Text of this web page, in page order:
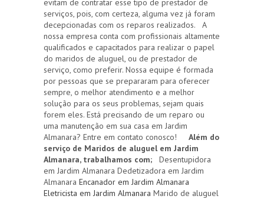
evitam de contratar esse tipo de prestador de
serviços, pois, com certeza, alguma vez já foram
decepcionadas com os reparos realizados. A
nossa empresa conta com profissionais altamente
qualificados e capacitados para realizar o papel
do maridos de aluguel, ou de prestador de
serviço, como preferir. Nossa equipe é formada
por pessoas que se prepararam para oferecer
sempre, o melhor atendimento e a melhor
solução para os seus problemas, sejam quais
forem eles. Está precisando de um reparo ou
uma manutenção em sua casa em Jardim
Almanara? Entre em contato conosco! Além do
serviço de Maridos de aluguel em Jardim
Almanara, trabalhamos com; Desentupidora
em Jardim Almanara Dedetizadora em Jardim
Almanara Encanador em Jardim Almanara
Eletricista em Jardim Almanara Marido de aluguel